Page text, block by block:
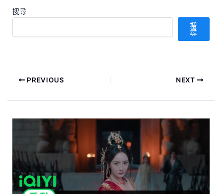
搜尋
搜
尋
PREVIOUS NEXT